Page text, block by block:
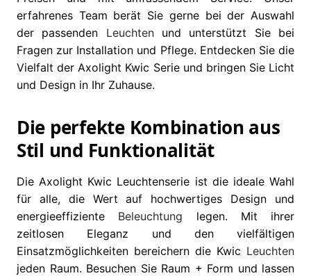
erfahrenes Team berät Sie gerne bei der Auswahl
der passenden Leuchtenund unterstützt Sie bei
Fragen zur Installation und Pflege. Entdecken Sie die
Vielfalt der Axolight Kwic Serie und bringen Sie Licht
und Design in Ihr Zuhause.
Die perfekte Kombination aus
Stil und Funktionalität
Die Axolight Kwic Leuchtenserie ist die ideale Wahl
für alle, die Wert auf hochwertiges Design und
energieeffiziente Beleuchtung legen. Mit ihrer
zeitlosen Eleganz und den vielfältigen
Einsatzmöglichkeiten bereichern die Kwic Leuchten
jeden Raum. Besuchen Sie Raum + Form und lassen